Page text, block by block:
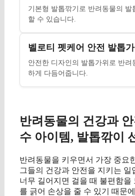
기본형 발톱깎기로 반려동물의 발
할 수 있습니다.
벨로티 펫케어 안전 발톱가
안전한 디자인의 발톱가위로 반려
하게 다듬어줍니다.
반려동물의 건강과
수 아이템, 발톱깎이
반려동물을 키우면서 가장 중요
그들의 건강과 안전을 지키는 일
너무 길어지면 걸을 때 불편함을
를 긁어 손상을 줄 수 있기 때문